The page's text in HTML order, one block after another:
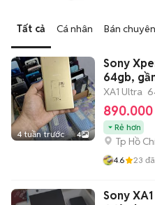
Tất cả Cá nhân Bán chuyên
4 tuần trước 4
Sony
64gb,
XA1 Ultra
Rẻ hơn
Tp Hồ
4.6 23
Sony